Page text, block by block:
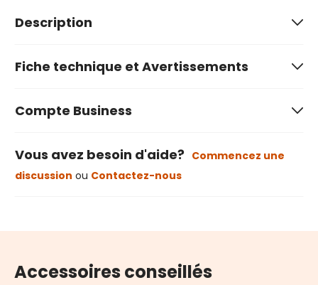
Description
Fiche technique et Avertissements
Compte Business
Vous avez besoin d'aide? Commencez une
discussion ou Contactez-nous
Accessoires conseillés